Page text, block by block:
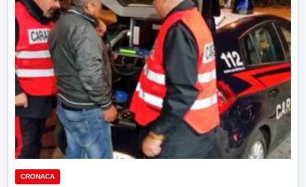
CRONACA